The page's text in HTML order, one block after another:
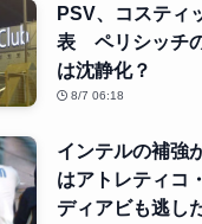
PSV、コスティ
表 ペリシッチ
は沈静化？
8/7 06:18
インテルの補強
はアトレティコ
ディアビも逃し